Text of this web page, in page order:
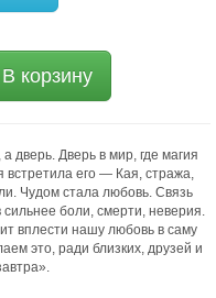
корзину
дверь. Дверь в мир, где магия
встретила его — Кая, стража,
Чудом стала любовь. Связь
сильнее боли, смерти, неверия.
вплести нашу любовь в саму
это, ради близких, друзей и